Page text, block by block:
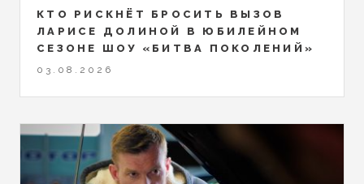
КТО РИСКНЁТ БРОСИТЬ ВЫЗОВ
ЛАРИСЕ ДОЛИНОЙ В ЮБИЛЕЙНОМ
СЕЗОНЕ ШОУ «БИТВА ПОКОЛЕНИЙ»
03.08.2026